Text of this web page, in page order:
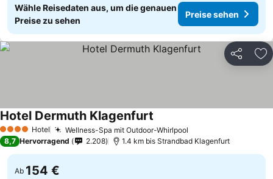
Wähle Reisedaten aus, um die genauen
Preise zu sehen
Preise sehen
Teilen
4 Sterne Hotel Wellness-Spa mit Outdoor-Whirlpool
Hotel Dermuth Klagenfurt
8,7 Hervorragend 2.208 1.4 km bis Strandbad Klagenfurt
Ab 154 €